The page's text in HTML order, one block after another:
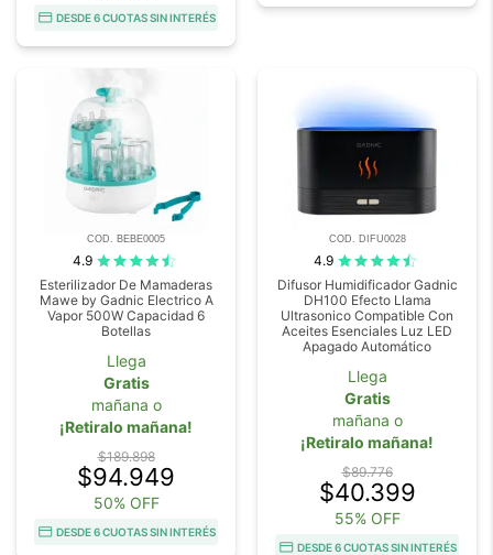
DESDE 6 CUOTAS SIN INTERÉS
COD. BEBE0005
4.9
Esterilizador De Mamaderas
Mawe by Gadnic Electrico A
Vapor 500W Capacidad 6
Botellas
Llega
Gratis
mañana o
¡Retiralo mañana!
$189.898
$94.949
50% OFF
DESDE 6 CUOTAS SIN INTERÉS
COD. DIFU0028
4.9
Difusor Humidificador Gadnic
DH100 Efecto Llama
Ultrasonico Compatible Con
Aceites Esenciales Luz LED
Apagado Automático
Llega
Gratis
mañana o
¡Retiralo mañana!
$89.776
$40.399
55% OFF
DESDE 6 CUOTAS SIN INTERÉS